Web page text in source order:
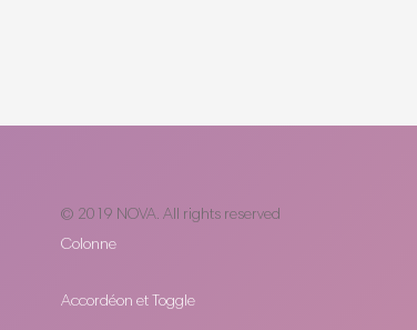
© 2019 NOVA. All rights reserved
Colonne
Accordéon et Toggle